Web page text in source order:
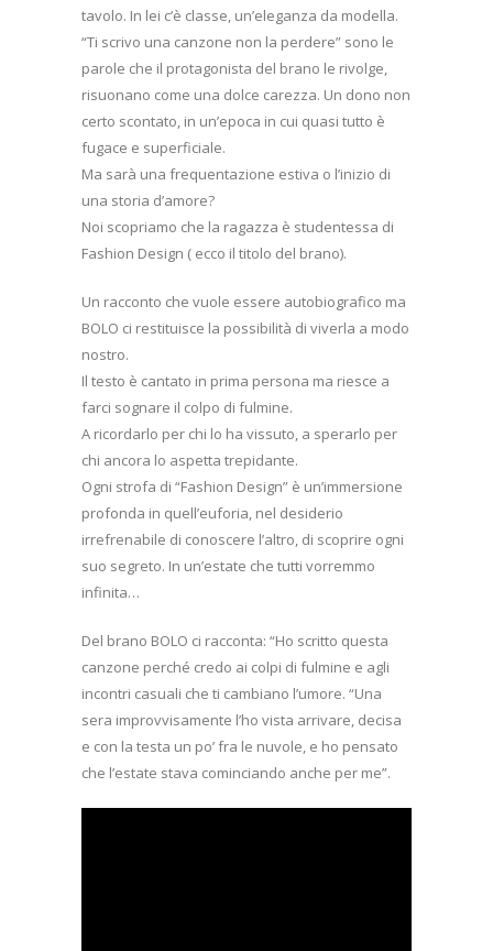
tavolo. In lei c’è classe, un’eleganza da modella.
“Ti scrivo una canzone non la perdere” sono le
parole che il protagonista del brano le rivolge,
risuonano come una dolce carezza. Un dono non
certo scontato, in un’epoca in cui quasi tutto è
fugace e superficiale.
Ma sarà una frequentazione estiva o l’inizio di
una storia d’amore?
Noi scopriamo che la ragazza è studentessa di
Fashion Design ( ecco il titolo del brano).
Un racconto che vuole essere autobiografico ma
BOLO ci restituisce la possibilità di viverla a modo
nostro.
Il testo è cantato in prima persona ma riesce a
farci sognare il colpo di fulmine.
A ricordarlo per chi lo ha vissuto, a sperarlo per
chi ancora lo aspetta trepidante.
Ogni strofa di “Fashion Design” è un’immersione
profonda in quell’euforia, nel desiderio
irrefrenabile di conoscere l’altro, di scoprire ogni
suo segreto. In un’estate che tutti vorremmo
infinita…
Del brano BOLO ci racconta: “Ho scritto questa
canzone perché credo ai colpi di fulmine e agli
incontri casuali che ti cambiano l’umore. “Una
sera improvvisamente l’ho vista arrivare, decisa
e con la testa un po’ fra le nuvole, e ho pensato
che l’estate stava cominciando anche per me”.